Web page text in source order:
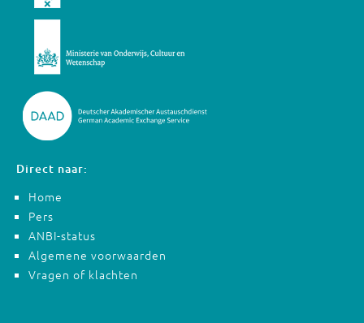
Direct naar:
Home
Pers
ANBI-status
Algemene voorwaarden
Vragen of klachten